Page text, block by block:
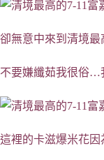
卻無意中來到清境最
不要嫌纖茹我很俗…
這裡的卡滋爆米花